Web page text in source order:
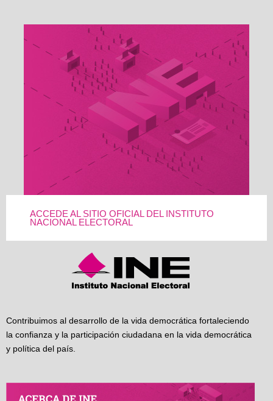
ACCEDE AL SITIO OFICIAL DEL INSTITUTO
NACIONAL ELECTORAL
Contribuimos al desarrollo de la vida democrática fortaleciendo
la confianza y la participación ciudadana en la vida democrática
y política del país.